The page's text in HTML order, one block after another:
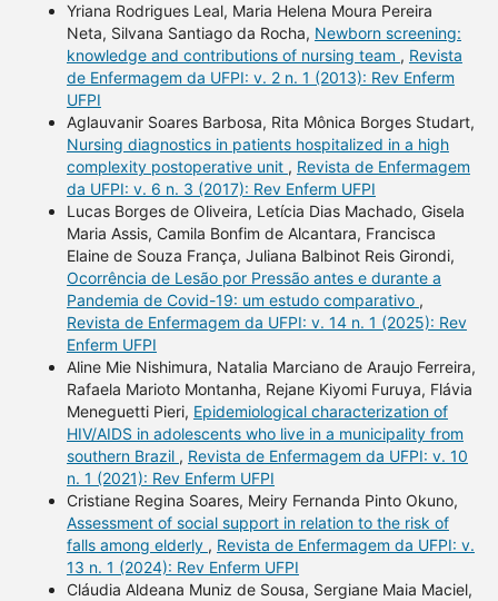
Yriana Rodrigues Leal, Maria Helena Moura Pereira
Neta, Silvana Santiago da Rocha, Newborn screening:
knowledge and contributions of nursing team , Revista
de Enfermagem da UFPI: v. 2 n. 1 (2013): Rev Enferm
UFPI
Aglauvanir Soares Barbosa, Rita Mônica Borges Studart,
Nursing diagnostics in patients hospitalized in a high
complexity postoperative unit , Revista de Enfermagem
da UFPI: v. 6 n. 3 (2017): Rev Enferm UFPI
Lucas Borges de Oliveira, Letícia Dias Machado, Gisela
Maria Assis, Camila Bonfim de Alcantara, Francisca
Elaine de Souza França, Juliana Balbinot Reis Girondi,
Ocorrência de Lesão por Pressão antes e durante a
Pandemia de Covid-19: um estudo comparativo ,
Revista de Enfermagem da UFPI: v. 14 n. 1 (2025): Rev
Enferm UFPI
Aline Mie Nishimura, Natalia Marciano de Araujo Ferreira,
Rafaela Marioto Montanha, Rejane Kiyomi Furuya, Flávia
Meneguetti Pieri, Epidemiological characterization of
HIV/AIDS in adolescents who live in a municipality from
southern Brazil , Revista de Enfermagem da UFPI: v. 10
n. 1 (2021): Rev Enferm UFPI
Cristiane Regina Soares, Meiry Fernanda Pinto Okuno,
Assessment of social support in relation to the risk of
falls among elderly , Revista de Enfermagem da UFPI: v.
13 n. 1 (2024): Rev Enferm UFPI
Cláudia Aldeana Muniz de Sousa, Sergiane Maia Maciel,